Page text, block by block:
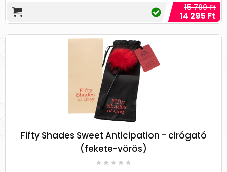
15 790 Ft
14 295 Ft
Fifty Shades Sweet Anticipation - cirógató
(fekete-vörös)